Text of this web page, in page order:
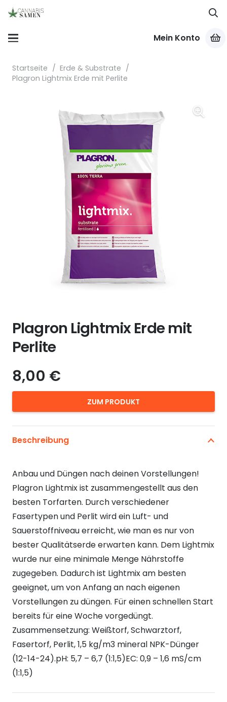
Mein Konto
Startseite / Erde & Substrate /
Plagron Lightmix Erde mit Perlite
Plagron Lightmix Erde mit
Perlite
8,00 €
ZUM PRODUKT
Beschreibung
Anbau und Düngen nach deinen Vorstellungen!
Plagron Lightmix ist zusammengestellt aus den
besten Torfarten. Durch verschiedener
Fasertypen und Perlit wird ein Luft- und
Sauerstoffniveau erreicht, wie man es nur von
bester Qualitätserde erwarten kann. Dem Lightmix
wurde nur eine minimale Menge Nährstoffe
zugegeben. Dadurch ist Lightmix am besten
geeignet, um von Anfang an nach eigenen
Vorstellungen zu düngen. Für einen schnellen Start
bereits für eine Woche vorgedüngt.
Zusammensetzung: Weißtorf, Schwarztorf,
Fasertorf, Perlit, 1,5 kg/m3 mineral NPK-Dünger
(12-14-24).pH: 5,7 – 6,7 (1:1,5)EC: 0,9 – 1,6 mS/cm
(1:1,5)